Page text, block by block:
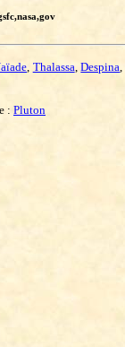
Thalassa ,Despina
: Pluton